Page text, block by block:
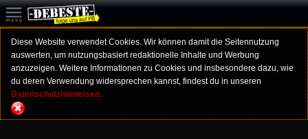
Diese Website verwendet Cookies. Wir können damit die Seitennutzung
auswerten, um nutzungsbasiert redaktionelle Inhalte und Werbung
anzuzeigen. Weitere Informationen zu Cookies und insbesondere dazu, wie
du deren Verwendung widersprechen kannst, findest du in unseren
Datenschutzhinweisen.